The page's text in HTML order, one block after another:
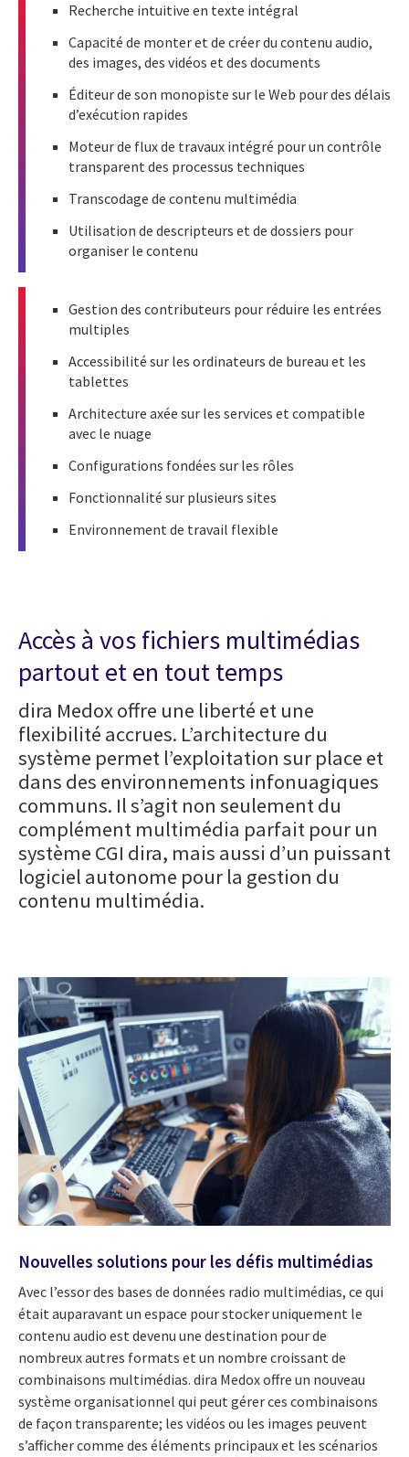
Recherche intuitive en texte intégral
Capacité de monter et de créer du contenu audio,
des images, des vidéos et des documents
Éditeur de son monopiste sur le Web pour des délais
d’exécution rapides
Moteur de flux de travaux intégré pour un contrôle
transparent des processus techniques
Transcodage de contenu multimédia
Utilisation de descripteurs et de dossiers pour
organiser le contenu
Gestion des contributeurs pour réduire les entrées
multiples
Accessibilité sur les ordinateurs de bureau et les
tablettes
Architecture axée sur les services et compatible
avec le nuage
Configurations fondées sur les rôles
Fonctionnalité sur plusieurs sites
Environnement de travail flexible
Accès à vos fichiers multimédias
partout et en tout temps
dira Medox offre une liberté et une
flexibilité accrues. L’architecture du
système permet l’exploitation sur place et
dans des environnements infonuagiques
communs. Il s’agit non seulement du
complément multimédia parfait pour un
système CGI dira, mais aussi d’un puissant
logiciel autonome pour la gestion du
contenu multimédia.
Nouvelles solutions pour les défis multimédias
Avec l’essor des bases de données radio multimédias, ce qui
était auparavant un espace pour stocker uniquement le
contenu audio est devenu une destination pour de
nombreux autres formats et un nombre croissant de
combinaisons multimédias. dira Medox offre un nouveau
système organisationnel qui peut gérer ces combinaisons
de façon transparente; les vidéos ou les images peuvent
s’afficher comme des éléments principaux et les scénarios